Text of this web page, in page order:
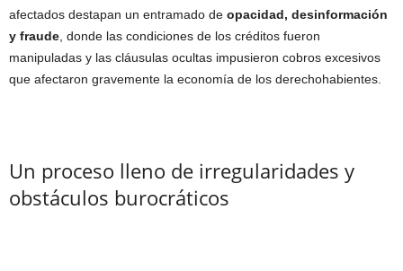
afectados destapan un entramado de opacidad, desinformación
y fraude , donde las condiciones de los créditos fueron
manipuladas y las cláusulas ocultas impusieron cobros excesivos
que afectaron gravemente la economía de los derechohabientes.
Un proceso lleno de irregularidades y
obstáculos burocráticos